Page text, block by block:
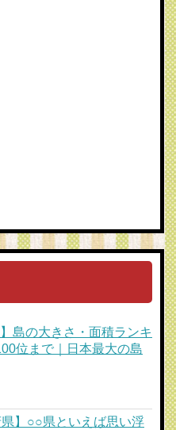
】島の大きさ・面積ランキ
位まで｜日本最大の島
県】○○県といえば思い浮